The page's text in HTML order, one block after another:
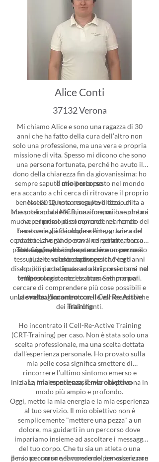
Alice Conti
37132 Verona
Mi chiamo Alice e sono una ragazza di 30
anni che ha fatto della cura dell’altro non
solo una professione, ma una vera e propria
missione di vita. Spesso mi dicono che sono
una persona fortunata, perché ho avuto il
dono della chiarezza fin da giovanissima: ho
sempre saputo che il mio posto nel mondo
era accanto a chi cerca di ritrovare il proprio
benessere. Questa consapevolezza, unita a
una profonda determinazione, mi ha spinta a
muovere i primi passi concreti nel mondo del
benessere già da adolescente, grazie a un
parente che già operava nel settore, fino a
poter finalmente intraprendere un percorso
formativo.
Il mio percorso
Nel 2018 ho conseguito il titolo di
Massoterapista MCB, una formazione che mi
ha permesso di comprendere a fondo
l’anatomia, la fisiologia e l’importanza del
contatto. Lavorando con il corpo attraverso il
massaggio, ho imparato a riconoscerne i
tessuti, le tensioni e le necessità. Negli anni
ho poi partecipato ad altri corsi come
riflessologia e access bars. Sempre per
cercare di comprendere più cose possibili e
unirle nel ragionamento nelle varie casistiche
dei miei clienti.
Tuttavia, sentivo che mancava un pezzo al
puzzle: volevo capire perché certi
disequilibri continuassero a ripresentarsi nel
tempononostante i trattamenti manuali.
La svolta: l'incontro con il Cell Re-Active
Training
Ho incontrato il Cell-Re-Active Training
(CRT-Training) per caso. Non è stata solo una
scelta professionale, ma una scelta dettata
dall'esperienza personale. Ho provato sulla
mia pelle cosa significa smettere di
rincorrere l’ultimo sintomo emerso e
iniziare, finalmente, a osservare la persona in
modo più ampio e profondo.
La mia esperienza, il mio obiettivo
Oggi, metto la mia energia e la mia esperienza
al tuo servizio. Il mio obiettivo non è
semplicemente "mettere una pezza" a un
dolore, ma guidarti in un percorso dove
impariamo insieme ad ascoltare i messaggi
del tuo corpo. Che tu sia un atleta o una
persona comune, lavoreremo per valorizzare
Il mio percorso nel mondo del benessere non